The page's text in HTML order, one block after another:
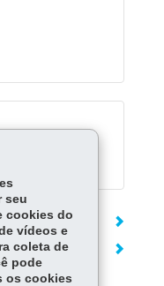
Hemepar
seu
cookies do
vídeos e
coleta de
pode
os cookies